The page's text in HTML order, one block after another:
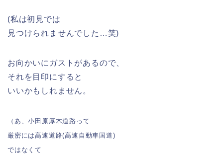
(私は初見では
見つけられませんでした…笑)
お向かいにガストがあるので、
それを目印にすると
いいかもしれません。
（あ、小田原厚木道路って
厳密には高速道路(高速自動車国道)
ではなくて